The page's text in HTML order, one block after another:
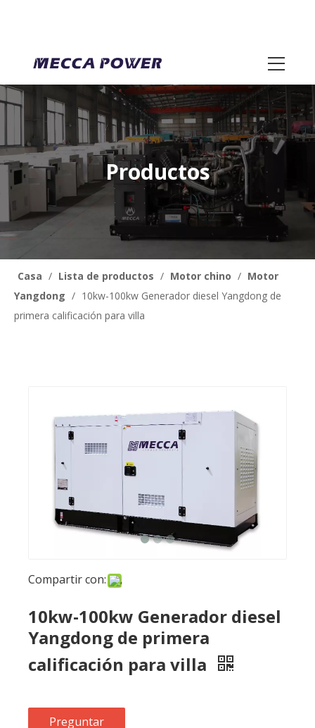
Productos
Casa / Lista de productos / Motor chino /
10kw-100kw Generador diesel Yangdong de
primera calificación para villa
Compartir con:
10kw-100kw Generador diesel
Yangdong de primera
calificación para villa
Preguntar
Descripción del producto